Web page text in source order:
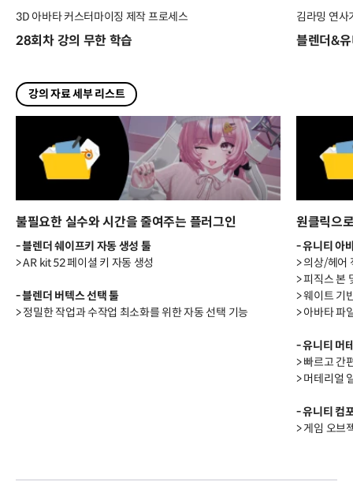
3D 아바타 커스터마이징 제작 프로세스
28회차 강의 무한 학습
김라밍 연사
블렌더&
강의 자료 세부 리스트
불필요한 실수와 시간을 줄여주는 플러그인
- 블렌더 쉐이프키 자동 생성 툴
> AR kit 52 페이셜 키 자동 생성
- 블렌더 버텍스 선택 툴
> 정밀한 작업과 수작업 최소화를 위한 자동 선택 기능
원클릭으
- 유니티 아
> 의상/헤어
> 피직스 본
> 웨이트 기
> 아바타 파
- 유니티 머
> 빠르고 간
> 머테리얼
- 유니티 컴
> 게임 오브